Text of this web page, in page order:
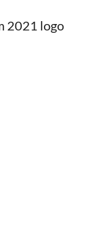
2021 logo